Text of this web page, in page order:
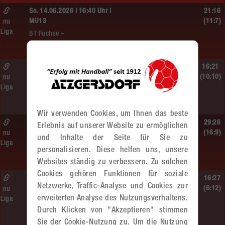
So. 14.06.2026 | 16:40 Uhr |
MU13
BT Füchse –
MADx WAT Atzgersdorf
nu
Liga
21:16
(11:7)
ÖMS WU12 Finale
SG HIT/UHC Absam –
nu
Liga
16:21
(10:10)
So. 14.06.2026 | 13:20 Uhr |
Sportunion DIE FALKEN St. Pölten –
MADx WAT Atzgersdorf
nu
Liga
29:26
(16:9)
So. 14.06.2026 | 11:20 Uhr |
MU13
MADx WAT Atzgersdorf –
roomz JAGS Devils
nu
Liga
16:27
(6:12)
Wir verwenden Cookies, um Ihnen das beste
Erlebnis auf unserer Website zu ermöglichen
und Inhalte der Seite für Sie zu
personalisieren. Diese helfen uns, unsere
Websites ständig zu verbessern. Zu solchen
Cookies gehören Funktionen für soziale
Netzwerke, Traffic-Analyse und Cookies zur
erweiterten Analyse des Nutzungsverhaltens.
Durch Klicken von "Akzeptieren" stimmen
Sie der Cookie-Nutzung zu. Um die Nutzung